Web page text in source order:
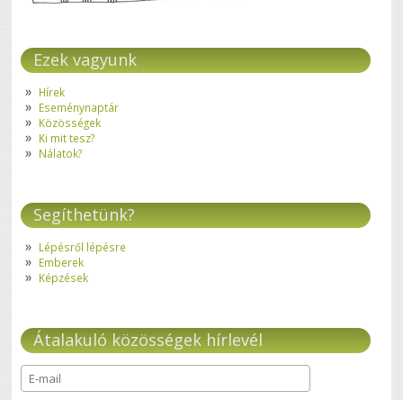
Ezek vagyunk
Hírek
Eseménynaptár
Közösségek
Ki mit tesz?
Nálatok?
Segíthetünk?
Lépésről lépésre
Emberek
Képzések
Átalakuló közösségek hírlevél
E-mail*